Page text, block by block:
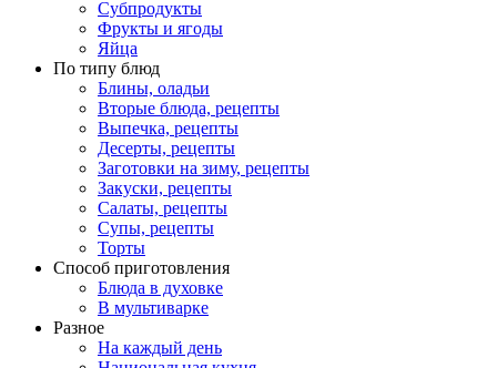
Субпродукты
Фрукты и ягоды
Яйца
По типу блюд
Блины, оладьи
Вторые блюда, рецепты
Выпечка, рецепты
Десерты, рецепты
Заготовки на зиму, рецепты
Закуски, рецепты
Салаты, рецепты
Супы, рецепты
Торты
Способ приготовления
Блюда в духовке
В мультиварке
Разное
На каждый день